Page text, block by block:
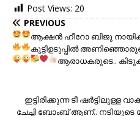
Post Views: 20
PREVIOUS
ആക്ഷൻ ഹീറോ ബിജു
കുട്ടിഉടുപ്പില്‍
ആരാധകരുടെ..
ഇട്ടിരിക്കുന്ന ടീ ഷര്‍ട്ടിലുള്ള
ചേച്ചിബോംബ്‌ ആണ്.. നടിയുടെ